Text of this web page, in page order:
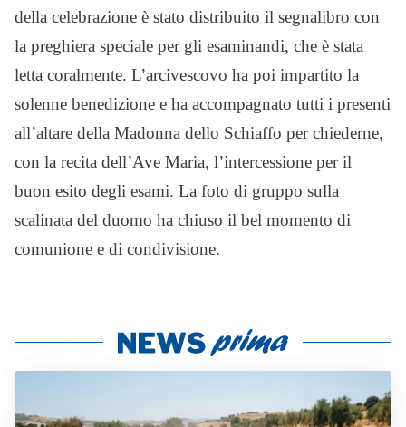
della celebrazione è stato distribuito il segnalibro con
la preghiera speciale per gli esaminandi, che è stata
letta coralmente. L’arcivescovo ha poi impartito la
solenne benedizione e ha accompagnato tutti i presenti
all’altare della Madonna dello Schiaffo per chiederne,
con la recita dell’Ave Maria, l’intercessione per il
buon esito degli esami. La foto di gruppo sulla
scalinata del duomo ha chiuso il bel momento di
comunione e di condivisione.